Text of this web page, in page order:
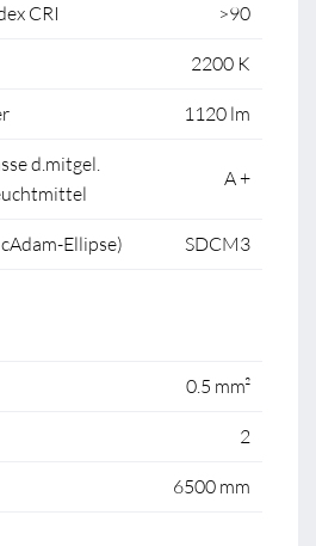
CRI >90
2200 K
1120 lm
d.mitgel.
A +
Ellipse) SDCM3
0.5 mm²
2
6500 mm